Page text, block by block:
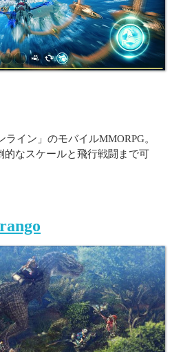
イン」のモバイルMMORPG。
的なスケールと飛行戦闘まで可